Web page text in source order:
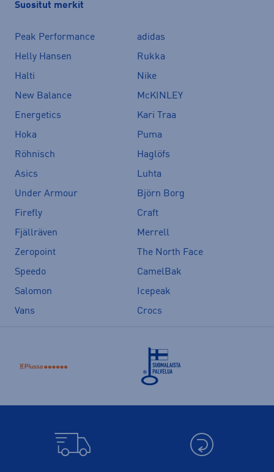
Suositut merkit
Peak Performance
adidas
Helly Hansen
Rukka
Halti
Nike
New Balance
McKINLEY
Energetics
Kari Traa
Hoka
Puma
Röhnisch
Haglöfs
Asics
Luhta
Under Armour
Björn Borg
Firefly
Craft
Fjällräven
Merrell
Zeropoint
The North Face
Speedo
CamelBak
Salomon
Icepeak
Vans
Crocs